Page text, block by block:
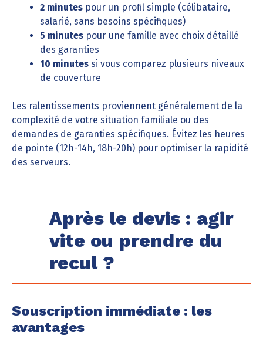
2 minutes pour un profil simple (célibataire,
salarié, sans besoins spécifiques)
5 minutes pour une famille avec choix détaillé
des garanties
10 minutes si vous comparez plusieurs niveaux
de couverture
Les ralentissements proviennent généralement de la
complexité de votre situation familiale ou des
demandes de garanties spécifiques. Évitez les heures
de pointe (12h-14h, 18h-20h) pour optimiser la rapidité
des serveurs.
Après le devis : agir
vite ou prendre du
recul ?
Souscription immédiate : les
avantages